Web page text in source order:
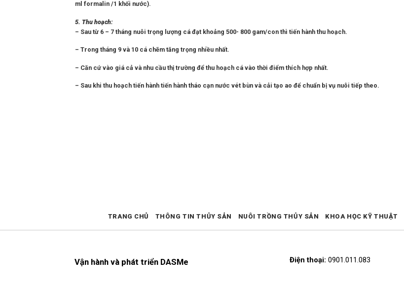
ml formalin /1 khối nước).
5. Thu hoạch:
– Sau từ 6 – 7 tháng nuôi trọng lượng cá đạt khoảng 500- 800 gam/con thì tiến hành thu hoạch.
– Trong tháng 9 và 10 cá chẽm tăng trọng nhiều nhất.
– Căn cứ vào giá cả và nhu cầu thị trường để thu hoạch cá vào thời điểm thích hợp nhất.
– Sau khi thu hoạch tiến hành tiến hành tháo cạn nước vét bùn và cải tạo ao để chuẩn bị vụ nuôi tiếp theo.
Vận hành và phát triển DASMe Điện thoại: 0901.011.083
TRANG CHỦ THÔNG TIN THỦY SẢN NUÔI TRỒNG THỦY SẢN KHOA HỌC KỸ THUẬT